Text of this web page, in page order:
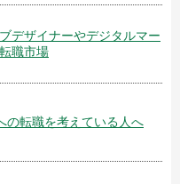
デザイナーやデジタルマー
職市場
の転職を考えている人へ